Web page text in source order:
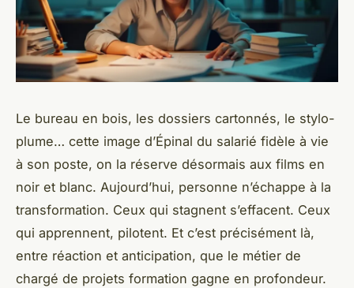
Le bureau en bois, les dossiers cartonnés, le stylo-
plume… cette image d’Épinal du salarié fidèle à vie
à son poste, on la réserve désormais aux films en
noir et blanc. Aujourd’hui, personne n’échappe à la
transformation. Ceux qui stagnent s’effacent. Ceux
qui apprennent, pilotent. Et c’est précisément là,
entre réaction et anticipation, que le métier de
chargé de projets formation gagne en profondeur.